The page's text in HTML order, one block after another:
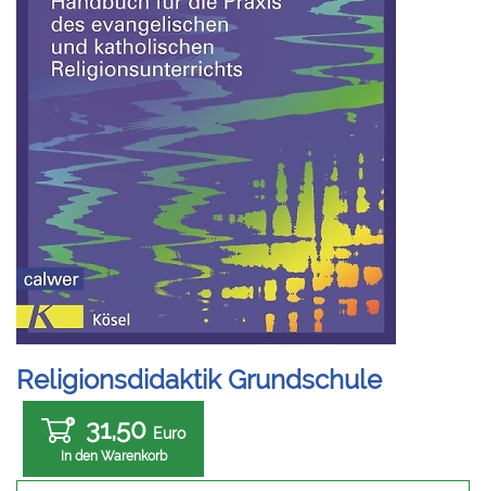
Religionsdidaktik Grundschule
31,50 Euro
In den Warenkorb